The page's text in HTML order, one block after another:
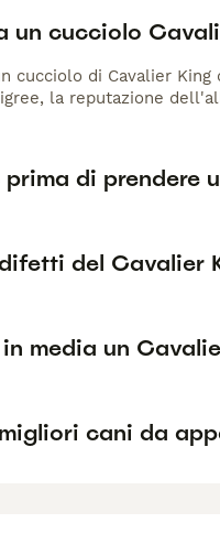
un cucciolo
cucciolo di Cavalier
la reputazione
di prendere
del Cavalier
media un
cani da